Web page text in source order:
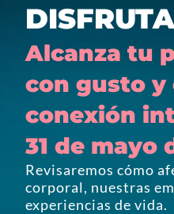
Alcanza tu
con gusto y
conexión
31 de mayo
Revisaremos cómo
corporal, nuestras
experiencias de vida.